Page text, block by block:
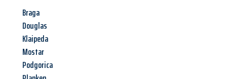
Braga
Douglas
Klaipeda
Mostar
Podgorica